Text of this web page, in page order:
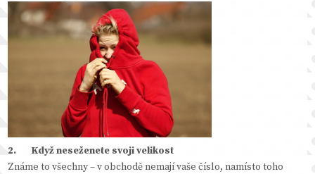
2. Když neseženete svoji velikost
Známe to všechny – v obchodě nemají vaše číslo, namísto toho